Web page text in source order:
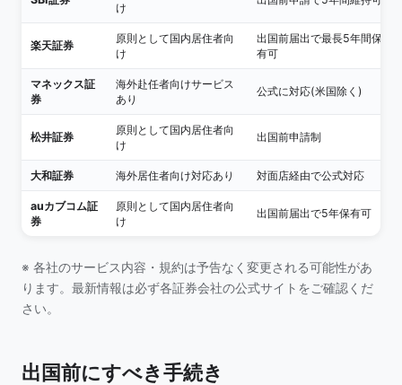
け
楽天証券
原則として国内居住者向
け
出国前届出で最長5年間保
有可
マネックス証
券
海外赴任者向けサービス
あり
公式に対応(米国除く)
松井証券
原則として国内居住者向
け
出国前申請制
大和証券 海外居住者向け対応あり 対面店経由で公式対応
auカブコム証
券
原則として国内居住者向
け
出国前届出で5年保有可
※ 各社のサービス内容・規約は予告なく変更される可能性があ
ります。最新情報は必ず各証券会社の公式サイトをご確認くだ
さい。
出国前にすべき手続き